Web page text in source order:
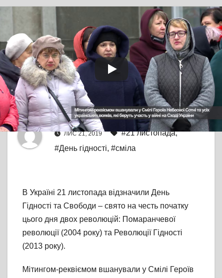
В Україні 21 листопада
відзначили День
Гідності та Свободи
Від editor
ЛИС 21, 2019 #21 листопада,
#День гідності, #сміла
В Україні 21 листопада відзначили День
Гідності та Свободи – свято на честь початку
цього дня двох революцій: Помаранчевої
революції (2004 року) та Революції Гідності
(2013 року).
Мітингом-реквіємом вшанували у Смілі Героїв